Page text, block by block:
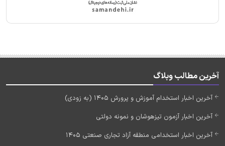
آخرین مطالب وبلاگ
آخرین اخبار استخدام آموزش و پرورش 1405 (به زودی)
آخرین اخبار آزمون تیزهوشان و نمونه دولتی
آخرین اخبار استخدامی منطقه آزاد تجاری صنعتی 1405